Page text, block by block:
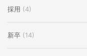
採用 (4)
新卒 (14)